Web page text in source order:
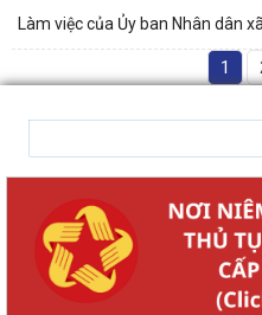
Làm việc của Ủy ban Nhân dân
1